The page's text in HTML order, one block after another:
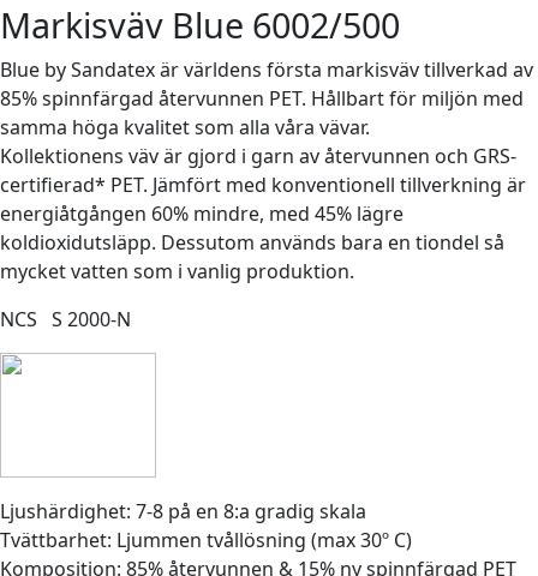
Markisväv Blue 6002/500
Blue by Sandatex är världens första markisväv tillverkad av
85% spinnfärgad återvunnen PET. Hållbart för miljön med
samma höga kvalitet som alla våra vävar.
Kollektionens väv är gjord i garn av återvunnen och GRS-
certifierad* PET. Jämfört med konventionell tillverkning är
energiåtgången 60% mindre, med 45% lägre
koldioxidutsläpp. Dessutom används bara en tiondel så
mycket vatten som i vanlig produktion.
NCS S 2000-N
Ljushärdighet: 7-8 på en 8:a gradig skala
Tvättbarhet: Ljummen tvållösning (max 30º C)
Komposition: 85% återvunnen & 15% ny spinnfärgad PET